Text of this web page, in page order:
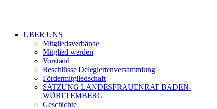
ÜBER UNS
Mitgliedsverbände
Mitglied werden
Vorstand
Beschlüsse Delegiertenversammlung
Fördermitgliedschaft
SATZUNG LANDESFRAUENRAT BADEN-
WÜRTTEMBERG
Geschichte